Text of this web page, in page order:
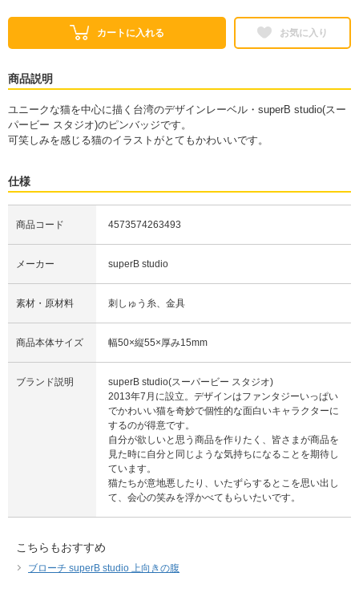
カートに入れる お気に入り
商品説明
ユニークな猫を中心に描く台湾のデザインレーベル・superB studio(スー
パービー スタジオ)のピンバッジです。
可笑しみを感じる猫のイラストがとてもかわいいです。
仕様
商品コード 4573574263493
メーカー superB studio
素材・原材料 刺しゅう糸、金具
商品本体サイズ 幅50×縦55×厚み15mm
ブランド説明
superB studio(スーパービー スタジオ)
2013年7月に設立。デザインはファンタジーいっぱい
でかわいい猫を奇妙で個性的な面白いキャラクターに
するのが得意です。
自分が欲しいと思う商品を作りたく、皆さまが商品を
見た時に自分と同じような気持ちになることを期待し
ています。
猫たちが意地悪したり、いたずらするとこを思い出し
て、会心の笑みを浮かべてもらいたいです。
こちらもおすすめ
ブローチ superB studio 上向きの腹